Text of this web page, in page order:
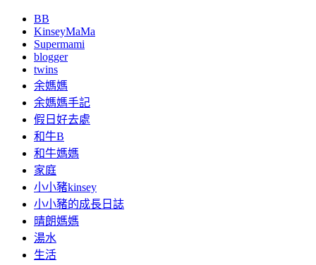
BB
KinseyMaMa
Supermami
blogger
twins
余媽媽
余媽媽手記
假日好去處
和牛B
和牛媽媽
家庭
小小豬kinsey
小小豬的成長日誌
晴朗媽媽
湯水
生活